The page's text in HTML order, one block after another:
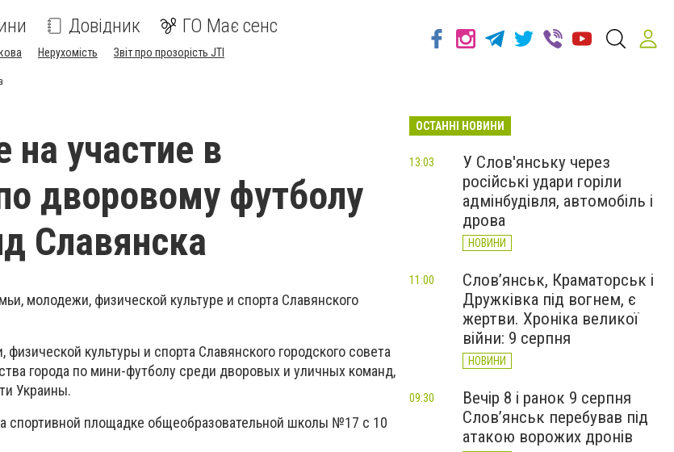
Довідник ГО Має сенс
Нерухомість Звіт про прозорість JTI
на участие в
дворовому футболу
Славянска
молодежи, физической культуре и спорта Славянского
культуры и спорта Славянского городского совета
города по мини-футболу среди дворовых и уличных команд,
Украины.
спортивной площадке общеобразовательной школы №17 с 10
ОСТАННІ НОВИНИ
У Слов'янську через
російські удари горіли
адмінбудівля, автомобіль і
дрова
НОВИНИ
13:03
Слов’янськ, Краматорськ і
Дружківка під вогнем, є
жертви. Хроніка великої
війни: 9 серпня
НОВИНИ
11:00
Вечір 8 і ранок 9 серпня
Слов’янськ перебував під
атакою ворожих дронів
09:30